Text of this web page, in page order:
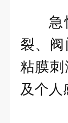
急
裂、
粘膜
及个人